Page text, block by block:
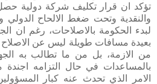
تؤكد ان قرار تكليف شركة دولية
والنقدية وتحت ضغط الالحاح الدولي
لبدء الحكومة بالاصلاحات، رغم ان
بعيدة مسافات طويلة ليس عن
من الازمة، بل من ما تطالب به
بالمساعدات في حال التزامه
الامر الذي تحدث عنه كبار